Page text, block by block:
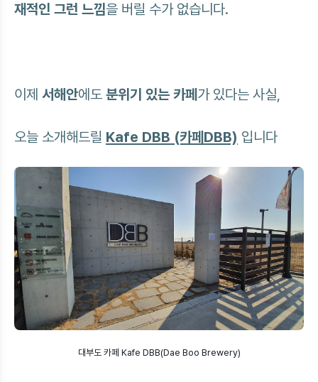
재적인 그런 느낌을 버릴 수가 없습니다.
이제 서해안에도 분위기 있는 카페 가 있다는 사실,
오늘 소개해드릴 Kafe DBB (카페DBB) 입니다
대부도 카페 Kafe DBB(Dae Boo Brewery)